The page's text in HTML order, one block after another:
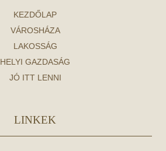
KEZDŐLAP
VÁROSHÁZA
LAKOSSÁG
HELYI GAZDASÁG
JÓ ITT LENNI
LINKEK